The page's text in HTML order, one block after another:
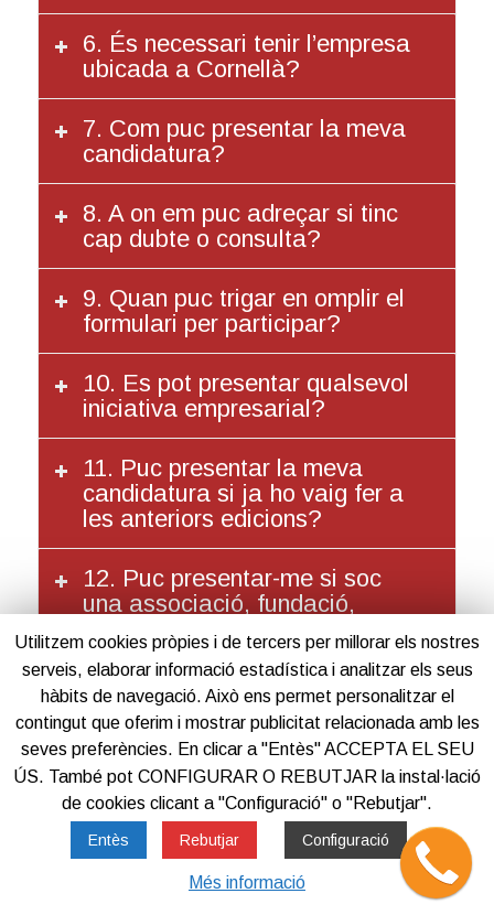
6. És necessari tenir l’empresa
ubicada a Cornellà?
7. Com puc presentar la meva
candidatura?
8. A on em puc adreçar si tinc
cap dubte o consulta?
9. Quan puc trigar en omplir el
formulari per participar?
10. Es pot presentar qualsevol
iniciativa empresarial?
11. Puc presentar la meva
candidatura si ja ho vaig fer a
les anteriors edicions?
12. Puc presentar-me si soc
una associació, fundació,
etc.?
13. Puc participar si la meva
empresa està participada per
una altra empresa?
Utilitzem cookies pròpies i de tercers per millorar els nostres
serveis, elaborar informació estadística i analitzar els seus
hàbits de navegació. Això ens permet personalitzar el
contingut que oferim i mostrar publicitat relacionada amb les
seves preferències. En clicar a "Entès" ACCEPTA EL SEU
ÚS. També pot CONFIGURAR O REBUTJAR la instal·lació
de cookies clicant a "Configuració" o "Rebutjar".
Entès Rebutjar Configuració
Més informació